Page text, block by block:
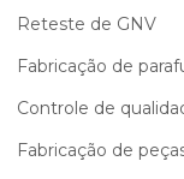
Reteste de GNV
Fabricação de
Controle de
Fabricação de